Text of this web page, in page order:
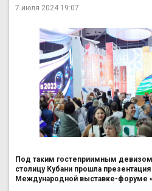
7 июля 2024 19:07
Под таким гостеприимным
столицу Кубани прошла
Международной выставке-форуме